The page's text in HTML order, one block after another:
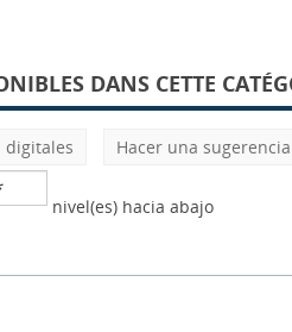
DANS CETTE
digitales Hacer una sugerencia
nivel(es) hacia abajo